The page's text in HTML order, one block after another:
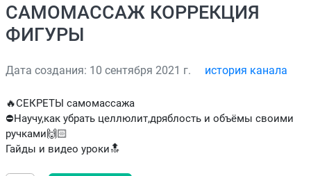
САМОМАССАЖ КОРРЕКЦИЯ
ФИГУРЫ
Дата создания: 10 сентября 2021 г. история канала
🔥СЕКРЕТЫ самомассажа
⛔️Научу,как убрать целлюлит,дряблость и объёмы своими
ручками🙌🏻
Гайды и видео уроки🔝